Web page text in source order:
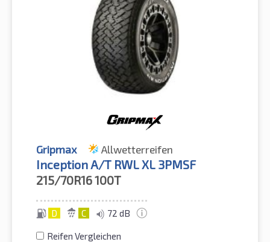
Gripmax Allwetterreifen
Inception A/T RWL XL 3PMSF
215/70R16100T
D C 72 dB
Reifen Vergleichen